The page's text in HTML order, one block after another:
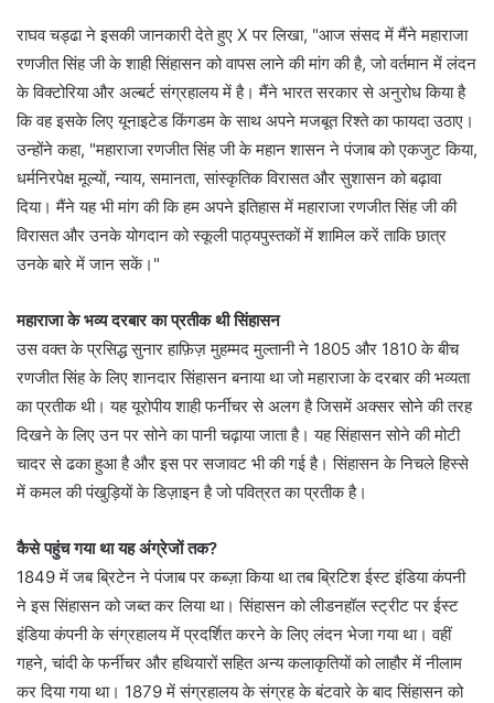
राघव चड्ढा ने इसकी जानकारी देते हुए X पर लिखा, "आज संसद में मैंने महाराजा
रणजीत सिंह जी के शाही सिंहासन को वापस लाने की मांग की है, जो वर्तमान में लंदन
के विक्टोरिया और अल्बर्ट संग्रहालय में है। मैंने भारत सरकार से अनुरोध किया है
कि वह इसके लिए यूनाइटेड किंगडम के साथ अपने मजबूत रिश्ते का फायदा उठाए।
उन्होंने कहा, "महाराजा रणजीत सिंह जी के महान शासन ने पंजाब को एकजुट किया,
धर्मनिरपेक्ष मूल्यों, न्याय, समानता, सांस्कृतिक विरासत और सुशासन को बढ़ावा
दिया। मैंने यह भी मांग की कि हम अपने इतिहास में महाराजा रणजीत सिंह जी की
विरासत और उनके योगदान को स्कूली पाठ्यपुस्तकों में शामिल करें ताकि छात्र
उनके बारे में जान सकें।"
महाराजा के भव्य दरबार का प्रतीक थी सिंहासन
उस वक्त के प्रसिद्ध सुनार हाफ़िज़ मुहम्मद मुल्तानी ने 1805 और 1810 के बीच
रणजीत सिंह के लिए शानदार सिंहासन बनाया था जो महाराजा के दरबार की भव्यता
का प्रतीक थी। यह यूरोपीय शाही फर्नीचर से अलग है जिसमें अक्सर सोने की तरह
दिखने के लिए उन पर सोने का पानी चढ़ाया जाता है। यह सिंहासन सोने की मोटी
चादर से ढका हुआ है और इस पर सजावट भी की गई है। सिंहासन के निचले हिस्से
में कमल की पंखुड़ियों के डिज़ाइन है जो पवित्रत का प्रतीक है।
कैसे पहुंच गया था यह अंग्रेजों तक?
1849 में जब ब्रिटेन ने पंजाब पर कब्ज़ा किया था तब ब्रिटिश ईस्ट इंडिया कंपनी
ने इस सिंहासन को जब्त कर लिया था। सिंहासन को लीडनहॉल स्ट्रीट पर ईस्ट
इंडिया कंपनी के संग्रहालय में प्रदर्शित करने के लिए लंदन भेजा गया था। वहीं
गहने, चांदी के फर्नीचर और हथियारों सहित अन्य कलाकृतियों को लाहौर में नीलाम
कर दिया गया था। 1879 में संग्रहालय के संग्रह के बंटवारे के बाद सिंहासन को